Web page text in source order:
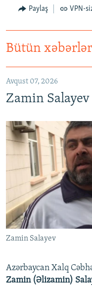
Paylaş VPN-
Bütün
Avqust 07, 2026
Zamin Salayev
Zamin Salayev
Azərbaycan Xalq
Zamin (Əlizamin)